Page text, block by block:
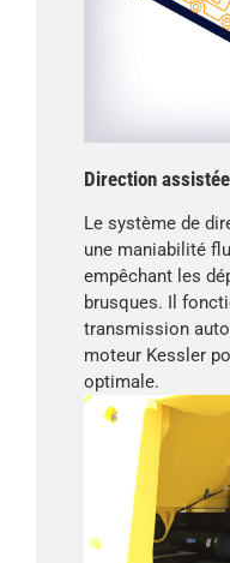
Direction
Le système de
une maniabilité
empêchant les
brusques. Il
transmission
moteur Kessler
optimale.